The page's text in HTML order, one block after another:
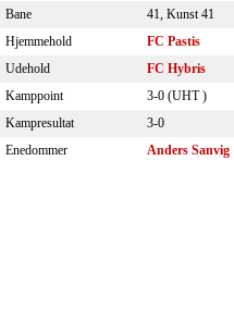
Bane
41, Kunst 41
Hjemmehold
FC Pastis
Udehold
FC Hybris
Kamppoint
3-0 (UHT)
Kampresultat
3-0
Enedommer
Anders Sanvig